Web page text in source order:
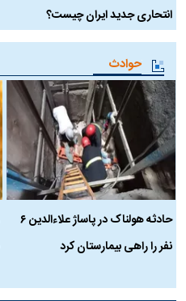
انتحاری جدید ایران چیست؟
حوادث
حادثه هولناک در پاساژ علاءالدین ۶
نفر را راهی بیمارستان کرد